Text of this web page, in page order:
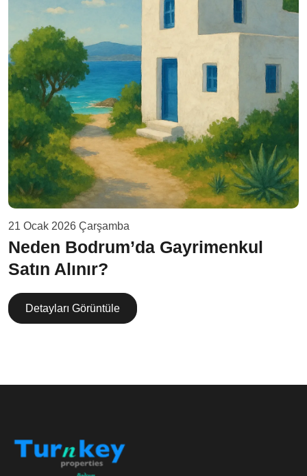
21 Ocak 2026 Çarşamba
Neden Bodrum’da Gayrimenkul
Satın Alınır?
Detayları Görüntüle